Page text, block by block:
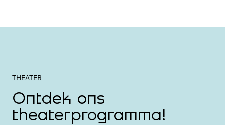
THEATER
Ontdek ons
theaterprogramma!